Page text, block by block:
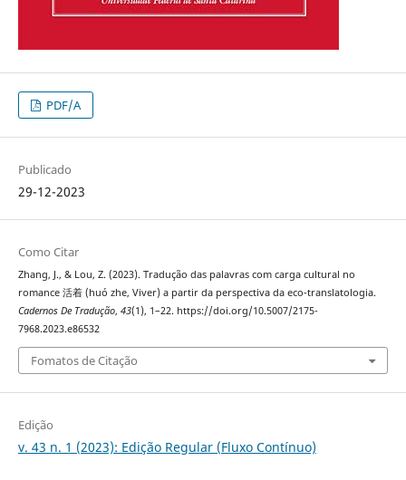
PDF/A
Publicado
29-12-2023
Como Citar
Zhang, J., & Lou, Z. (2023). Tradução das palavras com carga cultural no
romance 活着 (huó zhe, Viver) a partir da perspectiva da eco-translatologia.
Cadernos De Tradução, 43(1), 1–22. https://doi.org/10.5007/2175-
7968.2023.e86532
Fomatos de Citação
Edição
v. 43 n. 1 (2023): Edição Regular (Fluxo Contínuo)